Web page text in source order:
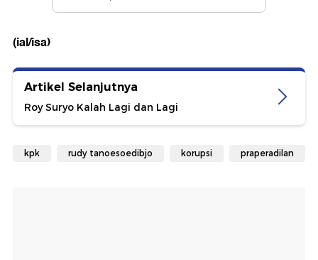
(ial/isa)
Artikel Selanjutnya
Roy Suryo Kalah Lagi dan Lagi
kpk rudy tanoesoedibjo korupsi praperadilan